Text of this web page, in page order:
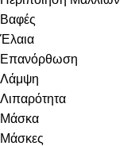
Βαφές
Έλαια
Επανόρθωση
Λάμψη
Λιπαρότητα
Μάσκα
Μάσκες